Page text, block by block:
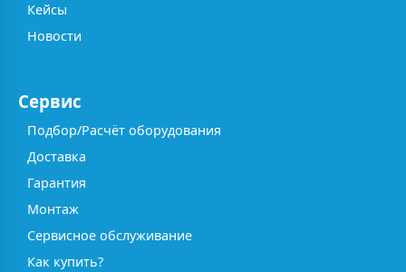
Кейсы
Новости
Сервис
Подбор/Расчёт оборудования
Доставка
Гарантия
Монтаж
Сервисное обслуживание
Как купить?